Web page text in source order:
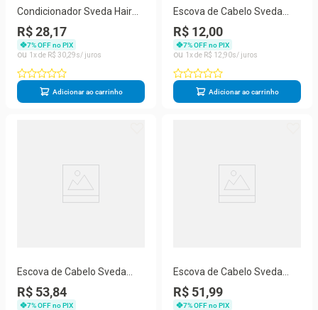
Condicionador Sveda Hair
Lisos Controle Absoluto
500ml
R$ 28,17
7% OFF no PIX
1
R$ 30 29
Adicionar ao carrinho
Escova de Cabelo Sveda
Hair Flexível Oval 1un
R$ 12,00
7% OFF no PIX
1
R$ 12 90
Adicionar ao carrinho
Escova de Cabelo Sveda
Hair Térmica Profissional
25mm
R$ 53,84
7% OFF no PIX
Escova de Cabelo Sveda
Hair Térmica Profissional
1un
R$ 51,99
7% OFF no PIX